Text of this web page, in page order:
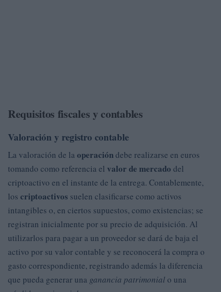
Requisitos fiscales y contables
Valoración y registro contable
La valoración de la operacióndebe realizarse en euros
tomando como referencia el valor de mercado del
criptoactivo en el instante de la entrega. Contablemente,
los criptoactivos suelen clasificarse como activos
intangibles o, en ciertos supuestos, como existencias; se
registran inicialmente por su precio de adquisición. Al
utilizarlos para pagar a un proveedor se dará de baja el
activo por su valor contable y se reconocerá la compra o
gasto correspondiente, registrando además la diferencia
que pueda generar una ganancia patrimonialo una